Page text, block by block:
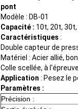
pont
Modèle : DB-01
Capacité : 10t, 20t,
Caractéristiques :
Double capteur de
Matériel : Acier allié,
Colle scellée, à
Application : Pesez le
Paramètres :
Précision :